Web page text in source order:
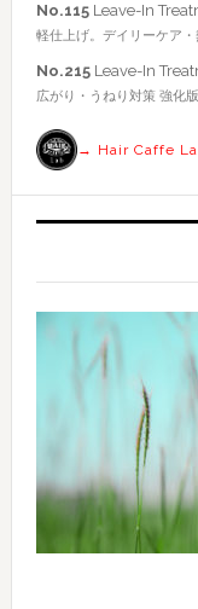
検
す
No.115Leave-In
軽仕上げ。デイリーケア・
No.215Leave-In
広がり・うねり対策 強化版
→ Hair Caffe